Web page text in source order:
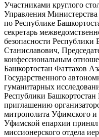
Участниками круглого
Управления
по Республике
секретарь
безопасности
Станиславович,
конфессиональным
Башкортостан Фаттахов
Государственного
гуманитарных
Республики
приглашению
митрополита Уфимского и
Уфимской епархии принял
миссионерского отдела